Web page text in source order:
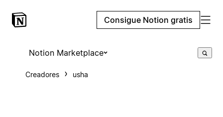
Consigue Notion gratis
Notion Marketplace
Creadores usha